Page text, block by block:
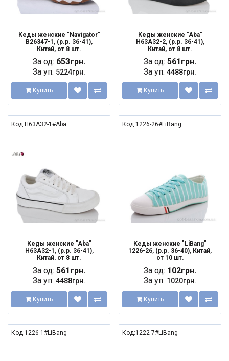
Кеды женские "Navigator"
B26347-1, (р.р. 36-41),
Китай, от 8 шт.
За од: 653грн.
За уп: 5224грн.
Купить
Кеды женские "Aba"
H63A32-2, (р.р. 36-41),
Китай, от 8 шт.
За од: 561грн.
За уп: 4488грн.
Купить
Код:H63A32-1#Aba
Кеды женские "Aba"
H63A32-1, (р.р. 36-41),
Китай, от 8 шт.
За од: 561грн.
За уп: 4488грн.
Купить
Код:1226-26#LiBang
Кеды женские "LiBang"
1226-26, (р.р. 36-40), Китай,
от 10 шт.
За од: 102грн.
За уп: 1020грн.
Купить
Код:1226-1#LiBang Код:1222-7#LiBang